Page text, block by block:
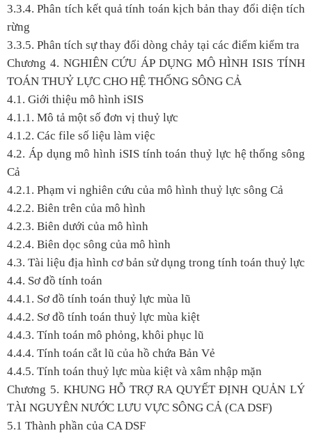
3.3.4. Phân tích kết quả tính toán kịch bản thay đổi diện tích
rừng
3.3.5. Phân tích sự thay đổi dòng chảy tại các điểm kiểm tra
Chương 4. NGHIÊN CỨU ÁP DỤNG MÔ HÌNH ISIS TÍNH
TOÁN THUỶ LỰC CHO HỆ THỐNG SÔNG CẢ
4.1. Giới thiệu mô hình iSIS
4.1.1. Mô tả một số đơn vị thuỷ lực
4.1.2. Các file số liệu làm việc
4.2. Áp dụng mô hình iSIS tính toán thuỷ lực hệ thống sông
Cả
4.2.1. Phạm vi nghiên cứu của mô hình thuỷ lực sông Cả
4.2.2. Biên trên của mô hình
4.2.3. Biên dưới của mô hình
4.2.4. Biên dọc sông của mô hình
4.3. Tài liệu địa hình cơ bản sử dụng trong tính toán thuỷ lực
4.4. Sơ đồ tính toán
4.4.1. Sơ đồ tính toán thuỷ lực mùa lũ
4.4.2. Sơ đồ tính toán thuỷ lực mùa kiệt
4.4.3. Tính toán mô phỏng, khôi phục lũ
4.4.4. Tính toán cắt lũ của hồ chứa Bản Vẻ
4.4.5. Tính toán thuỷ lực mùa kiệt và xâm nhập mặn
Chương 5. KHUNG HỖ TRỢ RA QUYẾT ĐỊNH QUẢN LÝ
TÀI NGUYÊN NƯỚC LƯU VỰC SÔNG CẢ (CA DSF)
5.1 Thành phần của CA DSF